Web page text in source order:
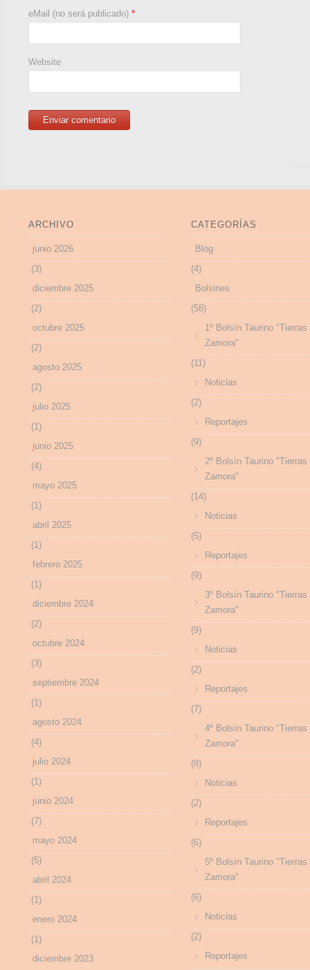
eMail (no será publicado) *
Website
ARCHIVO
junio 2026
(3)
diciembre 2025
(2)
octubre 2025
(2)
agosto 2025
(2)
julio 2025
(1)
junio 2025
(4)
mayo 2025
(1)
abril 2025
(1)
febrero 2025
(1)
diciembre 2024
(2)
octubre 2024
(3)
septiembre 2024
(1)
agosto 2024
(4)
julio 2024
(1)
junio 2024
(7)
mayo 2024
(5)
abril 2024
(1)
enero 2024
(1)
diciembre 2023
CATEGORÍAS
Blog
(4)
Bolsines
(58)
1º Bolsín Taurino "Tierras
Zamora"
(11)
Noticias
(2)
Reportajes
(9)
2º Bolsín Taurino "Tierras
Zamora"
(14)
Noticias
(5)
Reportajes
(9)
3º Bolsín Taurino "Tierras
Zamora"
(9)
Noticias
(2)
Reportajes
(7)
4º Bolsín Taurino "Tierras
Zamora"
(8)
Noticias
(2)
Reportajes
(6)
5º Bolsín Taurino "Tierras
Zamora"
(6)
Noticias
(2)
Reportajes